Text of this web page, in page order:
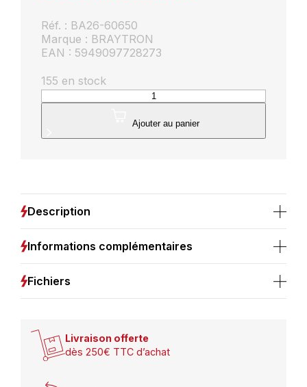
Réf. : BA26-60650
Marque : BRAYTRON
EAN : 5949097728273
155 en stock
quantité
de
LED
Dimmable
lm
38°
Ajouter au panier
Description
Informations complémentaires
Fichiers
Livraison offerte
dès 250€ TTC d’achat